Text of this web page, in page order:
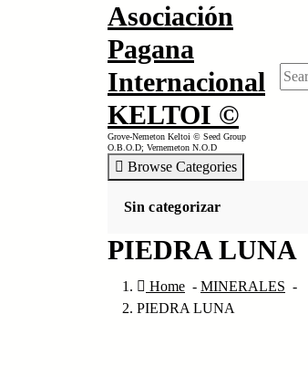
Asociación
Pagana
Internacional
KELTOI ©
Grove-Nemeton Keltoi © Seed Group
O.B.O.D; Vernemeton N.O.D
Browse Categories
Sin categorizar
PIEDRA LUNA
Home - MINERALES -
PIEDRA LUNA